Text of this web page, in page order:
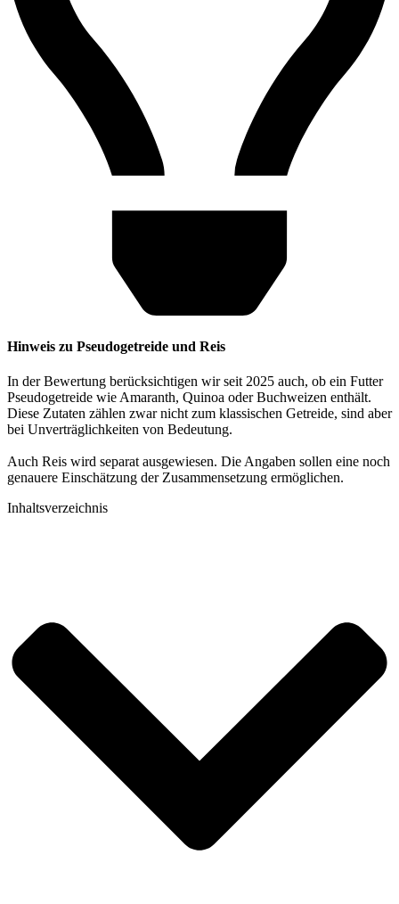
Hinweis zu Pseudogetreide und Reis
In der Bewertung berücksichtigen wir seit 2025 auch, ob ein Futter
Pseudogetreide wie Amaranth, Quinoa oder Buchweizen enthält.
Diese Zutaten zählen zwar nicht zum klassischen Getreide, sind aber
bei Unverträglichkeiten von Bedeutung.
Auch Reis wird separat ausgewiesen. Die Angaben sollen eine noch
genauere Einschätzung der Zusammensetzung ermöglichen.
Inhaltsverzeichnis​